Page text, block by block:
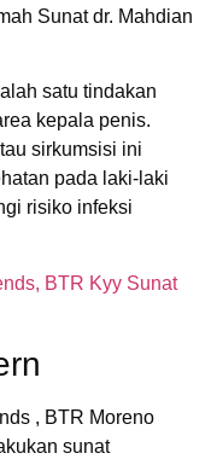
Sunat dr. Mahdian
satu tindakan
kepala penis.
sirkumsisi ini
pada laki-laki
risiko infeksi
BTR Kyy Sunat
, BTR Moreno
sunat